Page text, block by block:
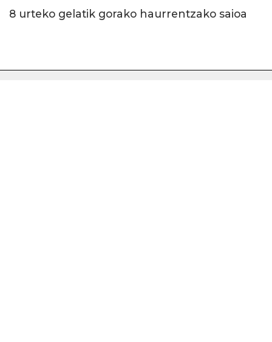
8 urteko gelatik gorako haurrentzako saioa